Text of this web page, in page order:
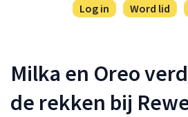
Log in
Word lid
Milka en Oreo
de rekken bij